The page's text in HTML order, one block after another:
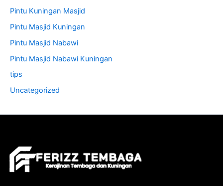
Pintu Kuningan Masjid
Pintu Masjid Kuningan
Pintu Masjid Nabawi
Pintu Masjid Nabawi Kuningan
tips
Uncategorized